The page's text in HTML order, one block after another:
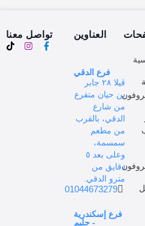
العناوين
فرع الدقي
ڤيلا ٢٨ جابر
بن حيان متفرع
من شارع
الدقي، بالقرب
من مطعم
سمسمة،
وعلى بعد ٥
دقايق من
مترو الدقي.
01044673279
فرع إسكندرية
- جليم
تواصل معنا